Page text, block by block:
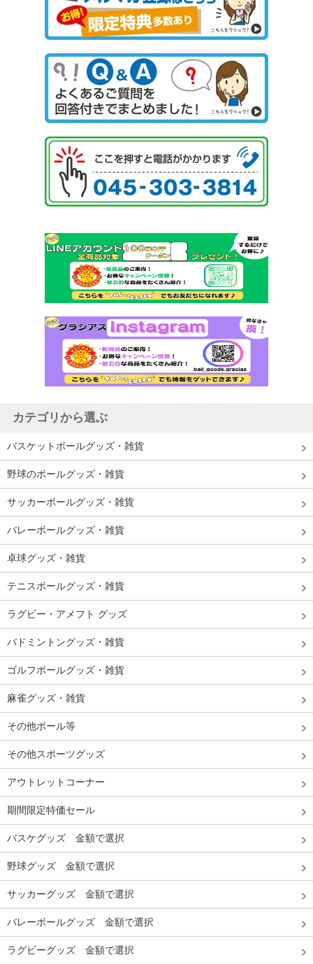
カテゴリから選ぶ
バスケットボールグッズ・雑貨
野球のボールグッズ・雑貨
サッカーボールグッズ・雑貨
バレーボールグッズ・雑貨
卓球グッズ・雑貨
テニスボールグッズ・雑貨
ラグビー・アメフト グッズ
バドミントングッズ・雑貨
ゴルフボールグッズ・雑貨
麻雀グッズ・雑貨
その他ボール等
その他スポーツグッズ
アウトレットコーナー
期間限定特価セール
バスケグッズ 金額で選択
野球グッズ 金額で選択
サッカーグッズ 金額で選択
バレーボールグッズ 金額で選択
ラグビーグッズ 金額で選択